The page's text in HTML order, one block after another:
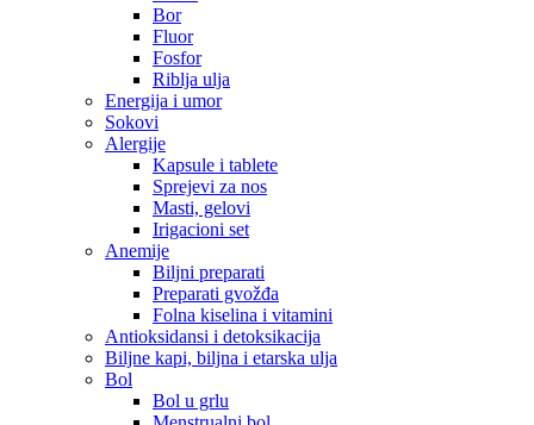
Bor
Fluor
Fosfor
Riblja ulja
Energija i umor
Sokovi
Alergije
Kapsule i tablete
Sprejevi za nos
Masti, gelovi
Irigacioni set
Anemije
Biljni preparati
Preparati gvožđa
Folna kiselina i vitamini
Antioksidansi i detoksikacija
Biljne kapi, biljna i etarska ulja
Bol
Bol u grlu